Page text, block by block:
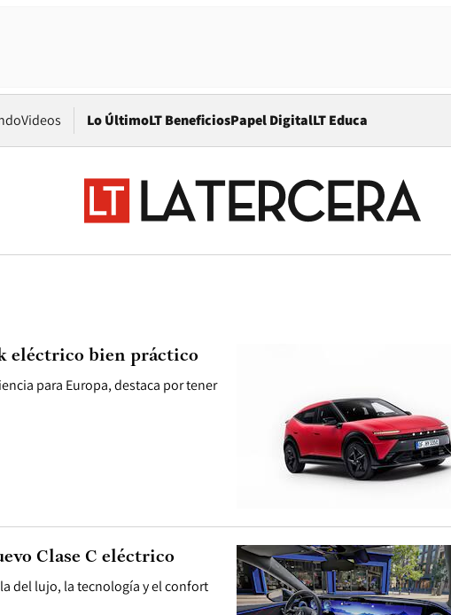
Videos Lo ÚltimoLT BeneficiosPapel DigitalOpens in new window
LT Educa
para Europa, destaca por tener
eléctrico bien práctico
del lujo, la tecnología y el confort
Clase C eléctrico